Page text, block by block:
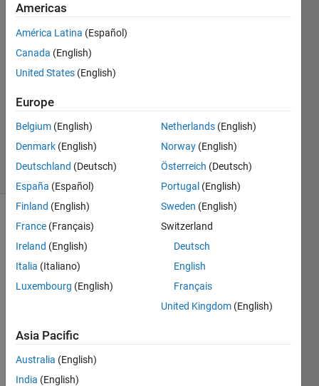
いしち
ゃいま
す？
24 Dec
2024
54 Views
Comments
Explore>
Follow
Channel
Tool
Americas
América Latina (Español)
Canada (English)
United States (English)
Europe
Belgium (English)
Denmark (English)
Deutschland (Deutsch)
España (Español)
Finland (English)
France (Français)
Ireland (English)
Italia (Italiano)
Luxembourg (English)
Netherlands (English)
Norway (English)
Österreich (Deutsch)
Portugal (English)
Sweden (English)
Switzerland
Deutsch
English
Français
United Kingdom (English)
Asia Pacific
Australia (English)
India (English)